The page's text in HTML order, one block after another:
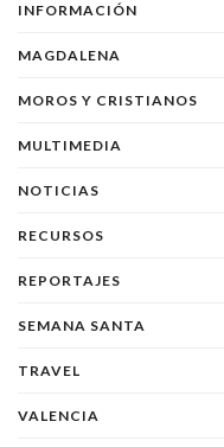
INFORMACIÓN
MAGDALENA
MOROS Y CRISTIANOS
MULTIMEDIA
NOTICIAS
RECURSOS
REPORTAJES
SEMANA SANTA
TRAVEL
VALENCIA